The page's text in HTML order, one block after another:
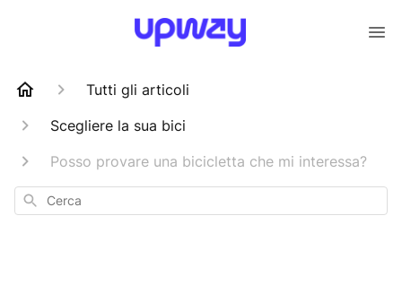
Tutti gli articoli
Scegliere la sua bici
Posso provare una bicicletta che mi interessa?
Cerca